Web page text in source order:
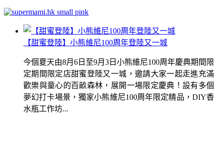
【甜蜜登陸】小熊維尼100周年登陸又一城
今個夏天由8月6日至9月3日小熊維尼100周年慶典期間限
定期間限定店甜蜜登陸又一城，邀請大家一起走進充滿
歡樂與童心的百畝森林，展開一場限定慶典！設有多個
夢幻打卡場景，獨家小熊維尼100周年限定精品，DIY香
水瓶工作坊...